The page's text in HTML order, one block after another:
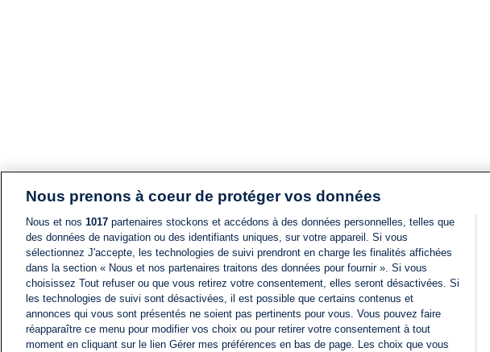
Nous prenons à coeur de protéger vos données
Nous et nos 1017 partenaires stockons et accédons à des données personnelles, telles que
des données de navigation ou des identifiants uniques, sur votre appareil. Si vous
sélectionnez J'accepte, les technologies de suivi prendront en charge les finalités affichées
dans la section « Nous et nos partenaires traitons des données pour fournir ». Si vous
choisissez Tout refuser ou que vous retirez votre consentement, elles seront désactivées. Si
les technologies de suivi sont désactivées, il est possible que certains contenus et
annonces qui vous sont présentés ne soient pas pertinents pour vous. Vous pouvez faire
réapparaître ce menu pour modifier vos choix ou pour retirer votre consentement à tout
moment en cliquant sur le lien Gérer mes préférences en bas de page. Les choix que vous